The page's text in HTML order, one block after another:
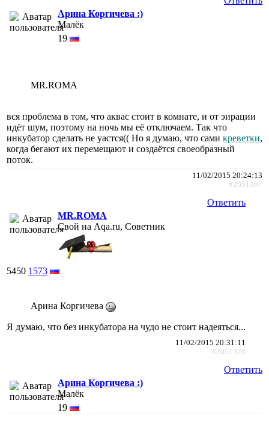
Арина Коргичева :)
Малёк
19
MR.ROMA
вся проблема в том, что аквас стоит в комнате, и от эирации
идёт шум, поэтому на ночь мы её отключаем. Так что
инкубатор сделать не уастся(( Но я думаю, что сами креветки,
когда бегают их перемещают и создаётся своеобразный
поток.
11/02/2015 20:24:13
#2051367
Ответить
MR.ROMA
Свой на Aqa.ru, Советник
5450 1573
Арина Коргичева
Я думаю, что без инкубатора на чудо не стоит надеяться...
11/02/2015 20:31:11
#2051370
Ответить
Арина Коргичева :)
Малёк
19